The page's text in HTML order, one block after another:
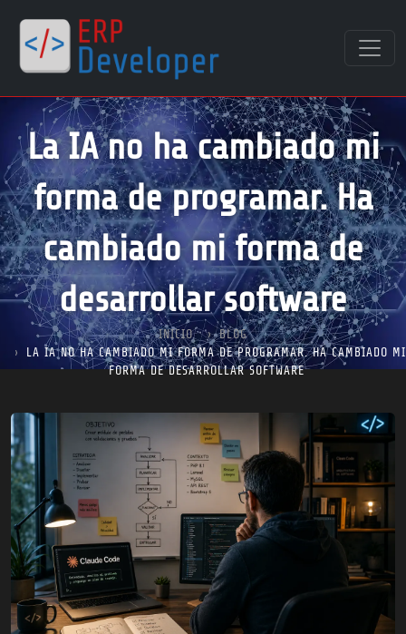
La IA no ha cambiado mi
forma de programar. Ha
cambiado mi forma de
desarrollar software
INICIO
BLOG
LA IA NO HA CAMBIADO MI FORMA DE PROGRAMAR. HA CAMBIADO MI
FORMA DE DESARROLLAR SOFTWARE